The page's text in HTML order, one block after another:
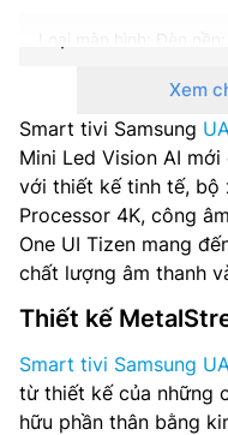
Loại màn hình: Đèn nền:
Tần số quét: 50 Hz, 4K
Hệ điều hành – Giao
Bộ xử lý: Mini LED
Tổng công suất loa: 20
Hệ thống loa: 2.0 ch
Công nghệ âm thanh:
Adaptive Sound, Q-
Xem
Smart tivi Samsung
Mini Led Vision AI
với thiết kế tinh tế, bộ
Processor 4K, công
One UI Tizen mang
chất lượng âm thanh
Thiết kế
Smart tivi Samsung
từ thiết kế của những
hữu phần thân bằng